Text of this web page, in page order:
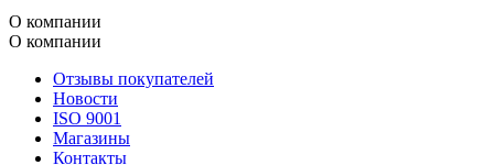
О компании
О компании
Отзывы покупателей
Новости
ISO 9001
Магазины
Контакты